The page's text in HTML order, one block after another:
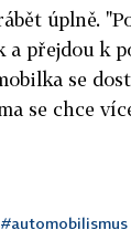
úplně.
přejdou k
se
se chce
#automobilismus